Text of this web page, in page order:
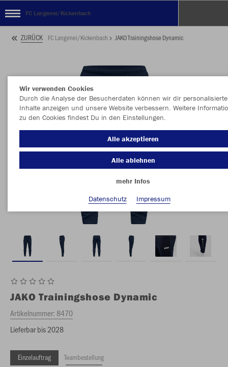
FC Langenei/Kickenbach
ZURÜCK FC Langenei/Kickenbach JAKO Trainingshose Dynamic
JAKO Trainingshose Dynamic
Artikelnummer:8470
Lieferbar bis 2028
Einzelauftrag Teambestellung
Wir verwenden Cookies
Durch die Analyse der Besucherdaten können wir dir personalisierte
Inhalte anzeigen und unsere Website verbessern. Weitere
zu den Cookies findest Du in den Einstellungen.
Alle akzeptieren
Alle ablehnen
mehr Infos
Datenschutz
Impressum